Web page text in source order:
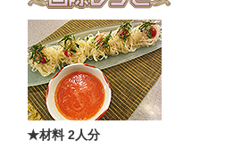
★材料 2人分